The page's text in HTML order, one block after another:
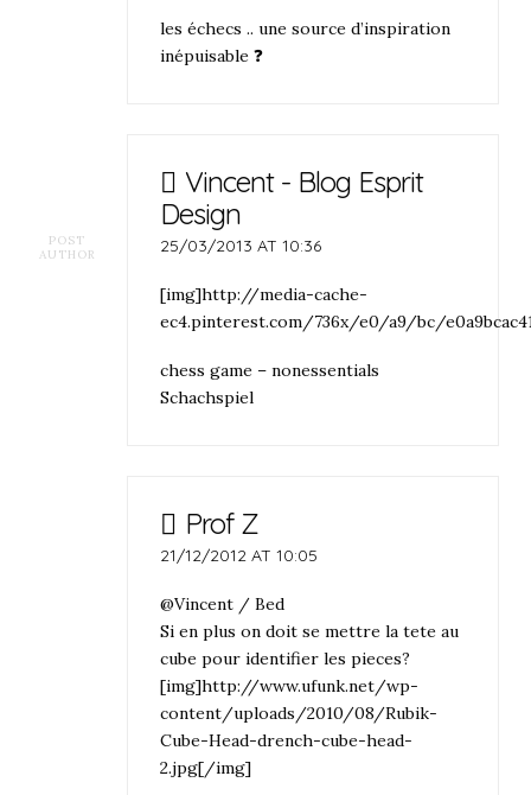
les échecs .. une source d’inspiration
inépuisable ❓
POST
AUTHOR
Vincent - Blog Esprit
Design
25/03/2013 AT 10:36
[img]http://media-cache-
ec4.pinterest.com/736x/e0/a9/bc/
chess game – nonessentials
Schachspiel
Prof Z
21/12/2012 AT 10:05
@Vincent / Bed
Si en plus on doit se mettre la tete au
cube pour identifier les pieces?
[img]http://www.ufunk.net/wp-
content/uploads/2010/08/Rubik-
Cube-Head-drench-cube-head-
2.jpg[/img]